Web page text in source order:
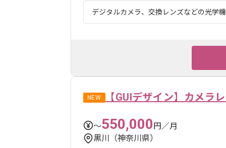
デジタルカメラ、交換レンズなどの光学
NEW 【GUIデザイン】カメラ
〜550,000円／月
黒川（神奈川県）